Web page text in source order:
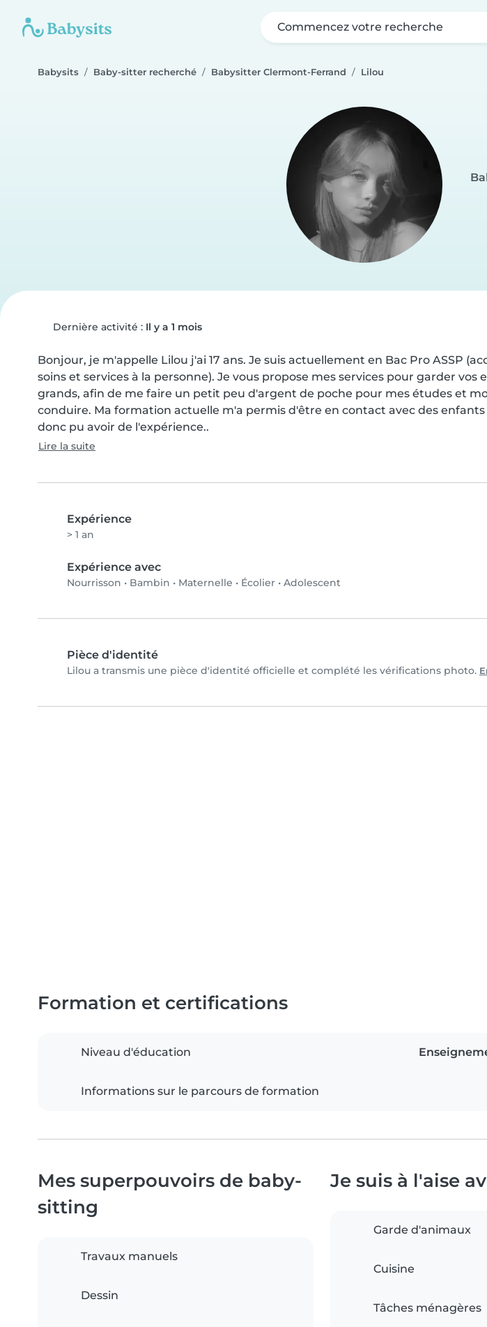
Commencez votre recherche
Babysits Baby-sitter recherché Babysitter Clermont-Ferrand Lilou
Dernière activité : Il y a 1 mois
Bonjour, je m'appelle Lilou j'ai 17 ans. Je suis actuellement en Bac Pro ASSP
soins et services à la personne). Je vous propose mes services pour garder vos
grands, afin de me faire un petit peu d'argent de poche pour mes études et
conduire. Ma formation actuelle m'a permis d'être en contact avec des enfants
donc pu avoir de l'expérience..
Lire la suite
Expérience
> 1 an
Expérience avec
Nourrisson • Bambin • Maternelle • Écolier • Adolescent
Pièce d'identité
Lilou a transmis une pièce d'identité officielle et complété les vérifications photo.
Formation et certifications
Niveau d'éducation
Informations sur le parcours de formation
Mes superpouvoirs de baby-
sitting
Travaux manuels
Dessin
Je suis à l'aise
Garde d'animaux
Cuisine
Tâches ménagères